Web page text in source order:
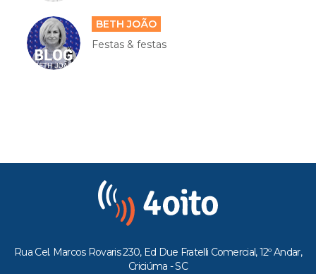
BETH JOÃO
Festas & festas
Rua Cel. Marcos Rovaris 230, Ed Due Fratelli Comercial, 12º Andar,
Criciúma - SC